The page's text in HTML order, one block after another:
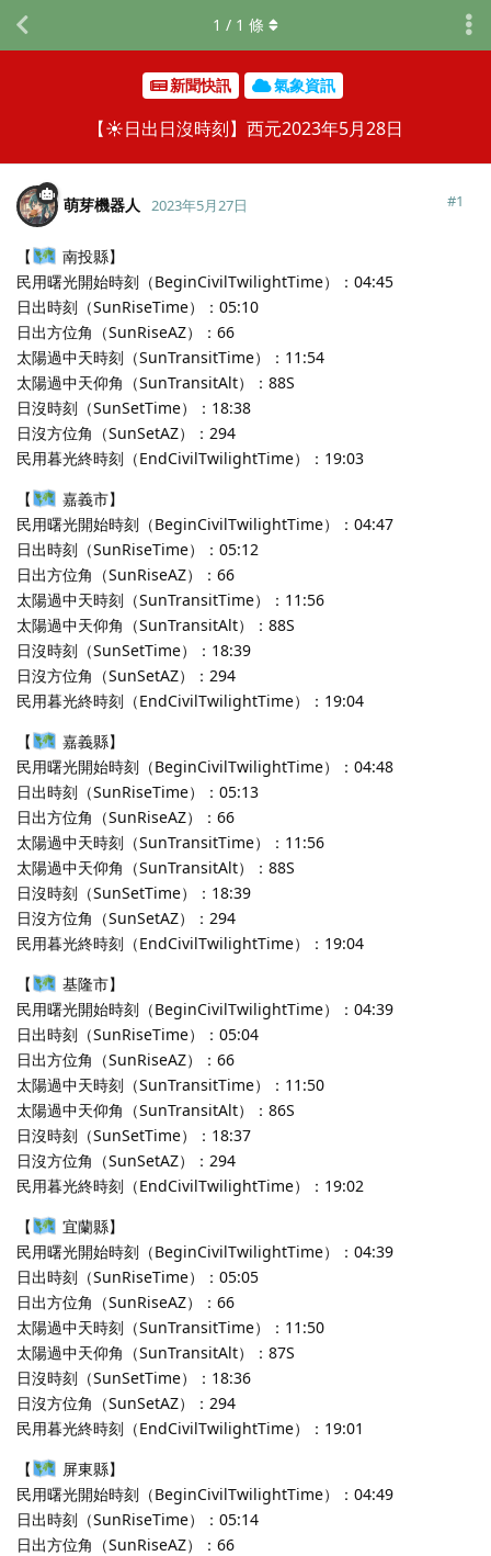
新聞快訊 氣象資訊
【☀️日出日沒時刻】西元2023年5月28日
1 / 1 條
萌芽機器人 2023年5月27日 #1
【
南投縣】
民用曙光開始時刻（BeginCivilTwilightTime）：04:45
日出時刻（SunRiseTime）：05:10
日出方位角（SunRiseAZ）：66
太陽過中天時刻（SunTransitTime）：11:54
太陽過中天仰角（SunTransitAlt）：88S
日沒時刻（SunSetTime）：18:38
日沒方位角（SunSetAZ）：294
民用暮光終時刻（EndCivilTwilightTime）：19:03
【
嘉義市】
民用曙光開始時刻（BeginCivilTwilightTime）：04:47
日出時刻（SunRiseTime）：05:12
日出方位角（SunRiseAZ）：66
太陽過中天時刻（SunTransitTime）：11:56
太陽過中天仰角（SunTransitAlt）：88S
日沒時刻（SunSetTime）：18:39
日沒方位角（SunSetAZ）：294
民用暮光終時刻（EndCivilTwilightTime）：19:04
【
嘉義縣】
民用曙光開始時刻（BeginCivilTwilightTime）：04:48
日出時刻（SunRiseTime）：05:13
日出方位角（SunRiseAZ）：66
太陽過中天時刻（SunTransitTime）：11:56
太陽過中天仰角（SunTransitAlt）：88S
日沒時刻（SunSetTime）：18:39
日沒方位角（SunSetAZ）：294
民用暮光終時刻（EndCivilTwilightTime）：19:04
【
基隆市】
民用曙光開始時刻（BeginCivilTwilightTime）：04:39
日出時刻（SunRiseTime）：05:04
日出方位角（SunRiseAZ）：66
太陽過中天時刻（SunTransitTime）：11:50
太陽過中天仰角（SunTransitAlt）：86S
日沒時刻（SunSetTime）：18:37
日沒方位角（SunSetAZ）：294
民用暮光終時刻（EndCivilTwilightTime）：19:02
【
宜蘭縣】
民用曙光開始時刻（BeginCivilTwilightTime）：04:39
日出時刻（SunRiseTime）：05:05
日出方位角（SunRiseAZ）：66
太陽過中天時刻（SunTransitTime）：11:50
太陽過中天仰角（SunTransitAlt）：87S
日沒時刻（SunSetTime）：18:36
日沒方位角（SunSetAZ）：294
民用暮光終時刻（EndCivilTwilightTime）：19:01
【
屏東縣】
民用曙光開始時刻（BeginCivilTwilightTime）：04:49
日出時刻（SunRiseTime）：05:14
日出方位角（SunRiseAZ）：66